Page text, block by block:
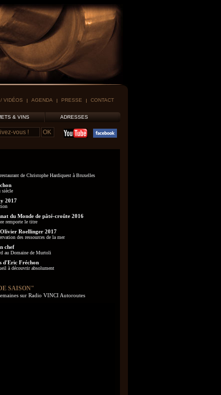
VIDÉOS AGENDA PRESSE CONTACT
& VINS ADRESSES
de Christophe Hardiquest à Bruxelles
siècle
2017
du Monde de pâté-croûte 2016
remporte le titre
Roellinger 2017
des ressources de la mer
chef
au Domaine de Murtoli
d'Eric Fréchon
à découvrir absolument
SAISON"
sur Radio VINCI Autoroutes